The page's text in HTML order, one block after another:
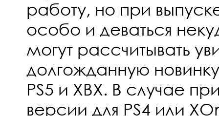
работу, но при
особо и деваться
могут рассчитывать
долгожданную
PS5 и XBX. В случае
версии для PS4 или